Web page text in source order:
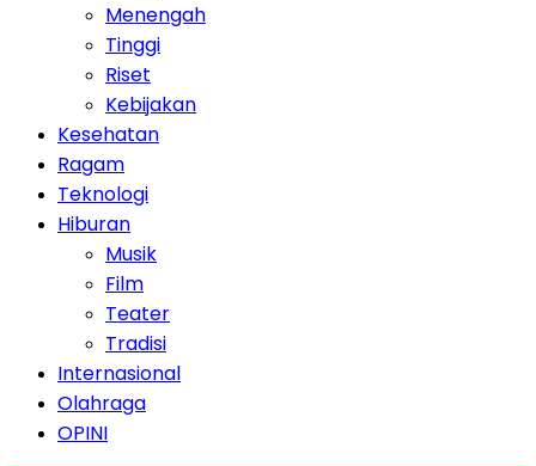
Menengah
Tinggi
Riset
Kebijakan
Kesehatan
Ragam
Teknologi
Hiburan
Musik
Film
Teater
Tradisi
Internasional
Olahraga
OPINI